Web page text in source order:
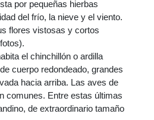
por pequeñas hierbas
del frío, la nieve y el viento.
flores vistosas y cortos
el chinchillón o ardilla
cuerpo redondeado, grandes
hacia arriba. Las aves de
comunes. Entre estas últimas
de extraordinario tamaño